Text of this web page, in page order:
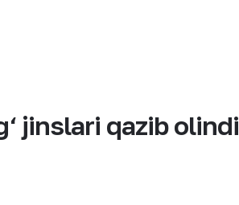
jinslari qazib olindi